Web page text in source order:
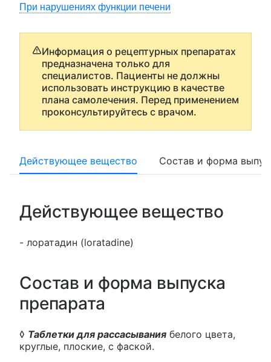
При нарушениях функции печени
Информация о рецептурных препаратах
предназначена только для
специалистов. Пациенты не должны
использовать инструкцию в качестве
плана самолечения. Перед применением
проконсультируйтесь с врачом.
Действующее вещество Состав и форма
Действующее вещество
- лоратадин (loratadine)
Состав и форма выпуска
препарата
◊ Таблетки для рассасывания белого цвета,
круглые, плоские, с фаской.